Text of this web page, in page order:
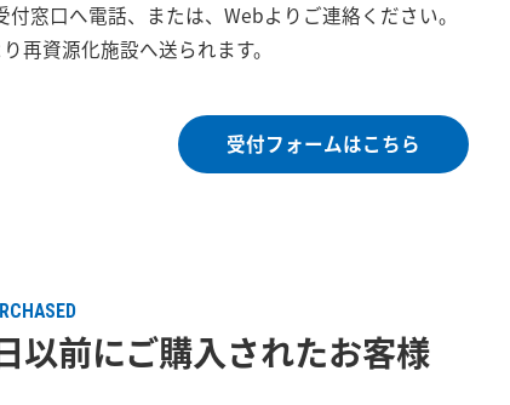
付窓口へ電話、または、Webよりご連絡ください。
再資源化施設へ送られます。
受付フォームはこちら
以前にご購入されたお客様